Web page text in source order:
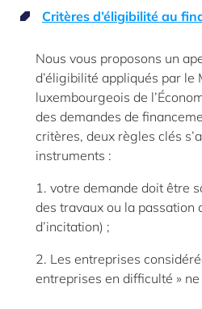
Critères d’éligibilité au
Nous vous proposons un
d’éligibilité appliqués par le
luxembourgeois de
des demandes de
critères, deux règles clés
instruments :
1. votre demande doit être
des travaux ou la passation
d’incitation) ;
2. Les entreprises
entreprises en difficulté »